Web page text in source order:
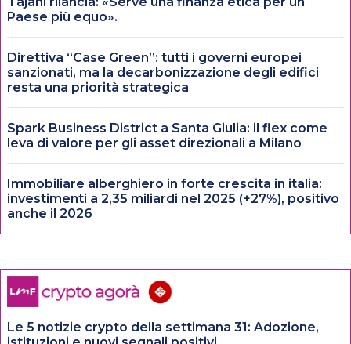
Paese più equo».
Direttiva “Case Green”: tutti i governi europei
sanzionati, ma la decarbonizzazione degli edifici
resta una priorità strategica
Spark Business District a Santa Giulia: il flex come
leva di valore per gli asset direzionali a Milano
Immobiliare alberghiero in forte crescita in italia:
investimenti a 2,35 miliardi nel 2025 (+27%), positivo
anche il 2026
Le 5 notizie crypto della settimana 31: Adozione,